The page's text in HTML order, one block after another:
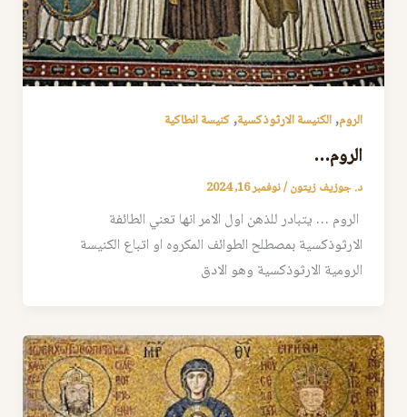
الروم,الكنيسة الارثوذكسية,كنيسة انطاكية
الروم…
د. جوزيف زيتون/نوفمبر 16, 2024
الروم … يتبادر للذهن اول الامر انها تعني الطائفة
الارثوذكسية بمصطلح الطوائف المكروه او اتباع الكنيسة
الرومية الارثوذكسية وهو الادق